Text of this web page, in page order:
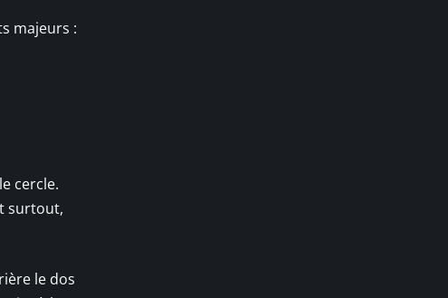
majeurs :
cercle.
surtout,
le dos